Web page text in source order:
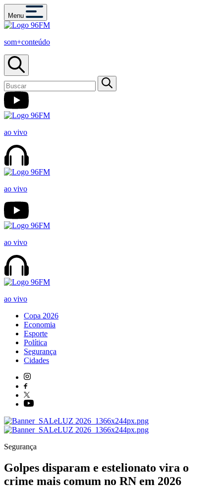
Menu
som+conteúdo
ao vivo
ao vivo
ao vivo
ao vivo
Copa 2026
Economia
Esporte
Política
Segurança
Cidades
Segurança
Golpes disparam e estelionato vira o
crime mais comum no RN em 2026